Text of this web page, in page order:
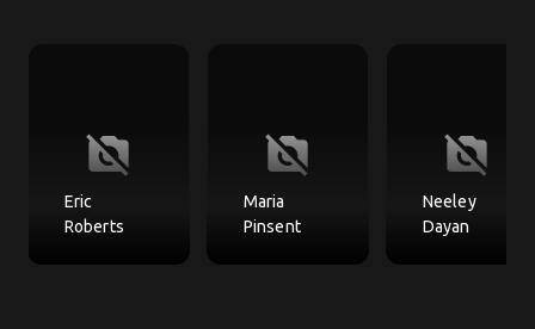
no_photography
Eric
Roberts
no_photography
Maria
Pinsent
no_photography
Neeley
Dayan